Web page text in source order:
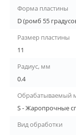
Форма пластины
D (ромб 55
Размер пластины
11
Радиус, мм
0.4
Обрабатываемый
S - Жаропрочные
Вид обработки